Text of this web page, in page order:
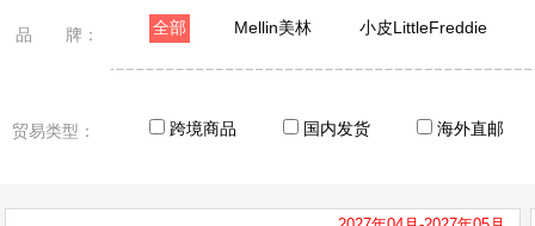
品 牌： 全部 Mellin美林 小皮LittleFreddie
贸易类型： 跨境商品 国内发货 海外直邮